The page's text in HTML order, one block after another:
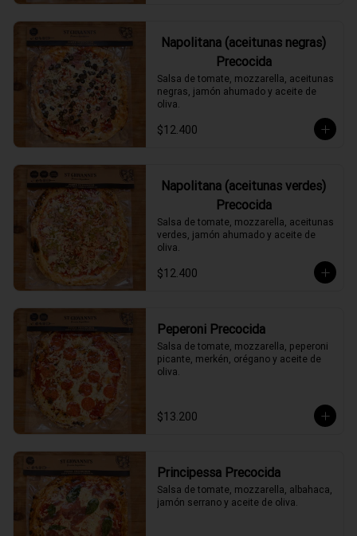
Napolitana (aceitunas negras)
Precocida
Salsa de tomate, mozzarella, aceitunas
negras, jamón ahumado y aceite de
oliva.
$12.400
Napolitana (aceitunas verdes)
Precocida
Salsa de tomate, mozzarella, aceitunas
verdes, jamón ahumado y aceite de
oliva.
$12.400
Peperoni Precocida
Salsa de tomate, mozzarella, peperoni
picante, merkén, orégano y aceite de
oliva.
$13.200
Principessa Precocida
Salsa de tomate, mozzarella, albahaca,
jamón serrano y aceite de oliva.